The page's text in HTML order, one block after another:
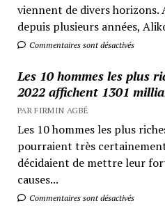
viennent de divers horizons.
depuis plusieurs années,
Commentaires sont désactivés
Les 10 hommes les plus
2022 affichent 1301
PAR FIRMIN AGBÉ
Les 10 hommes les plus
pourraient très
décidaient de mettre leur
causes...
Commentaires sont désactivés